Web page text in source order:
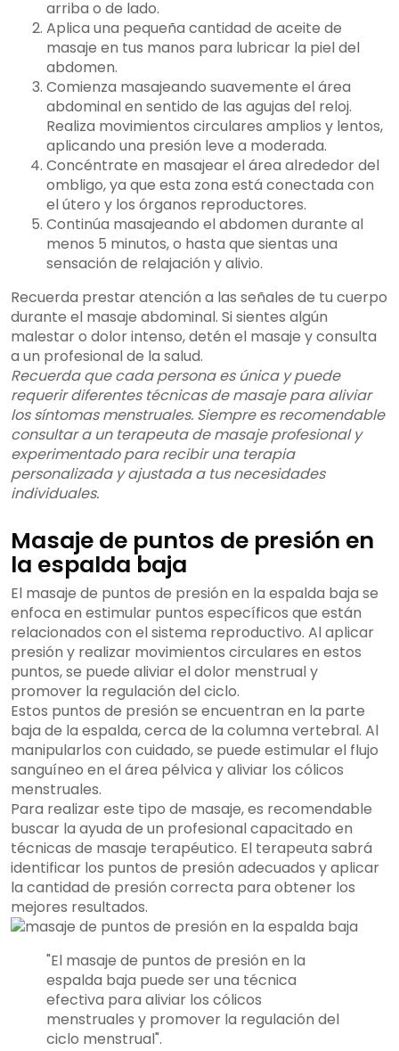
arriba o de lado.
Aplica una pequeña cantidad de aceite de
masaje en tus manos para lubricar la piel del
abdomen.
Comienza masajeando suavemente el área
abdominal en sentido de las agujas del reloj.
Realiza movimientos circulares amplios y lentos,
aplicando una presión leve a moderada.
Concéntrate en masajear el área alrededor del
ombligo, ya que esta zona está conectada con
el útero y los órganos reproductores.
Continúa masajeando el abdomen durante al
menos 5 minutos, o hasta que sientas una
sensación de relajación y alivio.
Recuerda prestar atención a las señales de tu cuerpo
durante el masaje abdominal. Si sientes algún
malestar o dolor intenso, detén el masaje y consulta
a un profesional de la salud.
Recuerda que cada persona es única y puede
requerir diferentes técnicas de masaje para aliviar
los síntomas menstruales. Siempre es recomendable
consultar a un terapeuta de masaje profesional y
experimentado para recibir una terapia
personalizada y ajustada a tus necesidades
individuales.
Masaje de puntos de presión en
la espalda baja
El masaje de puntos de presión en la espalda baja se
enfoca en estimular puntos específicos que están
relacionados con el sistema reproductivo. Al aplicar
presión y realizar movimientos circulares en estos
puntos, se puede aliviar el dolor menstrual y
promover la regulación del ciclo.
Estos puntos de presión se encuentran en la parte
baja de la espalda, cerca de la columna vertebral. Al
manipularlos con cuidado, se puede estimular el flujo
sanguíneo en el área pélvica y aliviar los cólicos
menstruales.
Para realizar este tipo de masaje, es recomendable
buscar la ayuda de un profesional capacitado en
técnicas de masaje terapéutico. El terapeuta sabrá
identificar los puntos de presión adecuados y aplicar
la cantidad de presión correcta para obtener los
mejores resultados.
"El masaje de puntos de presión en la
espalda baja puede ser una técnica
efectiva para aliviar los cólicos
menstruales y promover la regulación del
ciclo menstrual".